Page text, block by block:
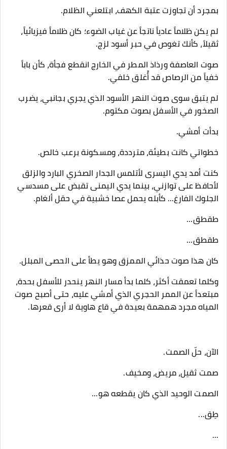
​بمجرد أن تجاوزت عتبة الكهف، ابتلعني الظلام.
لم يكن ظلاماً عادياً ناتجاً عن غياب الضوء؛ كان ظلاماً فيزيائياً،
ثقيلاً، كأنك تغوص في حبر أسود لزج.
صوت العاصفة ورذاذ المطر في الخارج انقطع فجأة، كأن باباً
خفياً من الرصاص قد أُغلق خلفي.
لم يتبق سوى صوت النهر الأسود الذي يجري بجانبي، يضرب
الصخور في الأسفل بصوت مكتوم.
​بدأت أمشي.
خطواتي كانت بطيئة، مترددة، ومسكونة برعب خالص.
كنت أمد يدي اليسرى لأتلمس الجدار الصخري البارد والزلق
لأحافظ على توازني، بينما يدي اليمنى تقبض على مسدسي
الجلوك الفارغ... كأبله يحمل عصا خشبية في حقل ألغام.
​طقطق...
طقطق...
​كان هذا صوت حذائي الممزق وهو يطأ على الحصى المبلل.
وكلما تعمقت أكثر، كلما بدأ مسار النهر ينحدر للأسفل بحدة،
مبتعداً عن الممر الحجري الذي أمشي عليه، حتى أصبح صوت
المياه مجرد همهمة بعيدة في قاع هاوية لا أرى قعرها.
​الآن، حلّ الصمت.
​صمت ثقيل، مريض، ومخيف.
الصمت الوحيد الذي كان يقطعه هو...
​طِق...
...